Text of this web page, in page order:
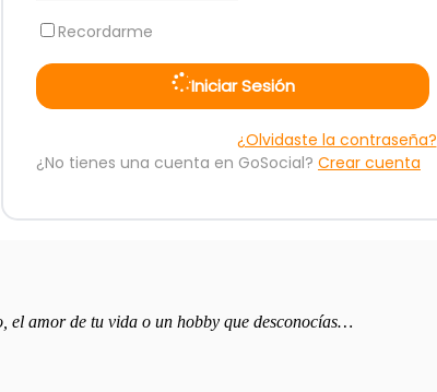
Recordarme
Iniciar Sesión
¿Olvidaste la contraseña?
¿No tienes una cuenta en GoSocial? Crear cuenta
el amor de tu vida o un hobby que desconocías…